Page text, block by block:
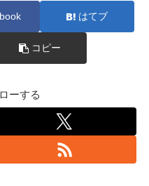
はてブ
コピー
ーする